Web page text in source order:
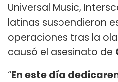
Universal Music,
latinas suspendieron
operaciones tras la
causó el asesinato de
“En este día